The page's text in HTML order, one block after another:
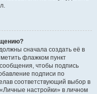
сначала создать её в
флажком пункт
чтобы подпись
подписи по
соответствующий выбор в
настройки» в личном